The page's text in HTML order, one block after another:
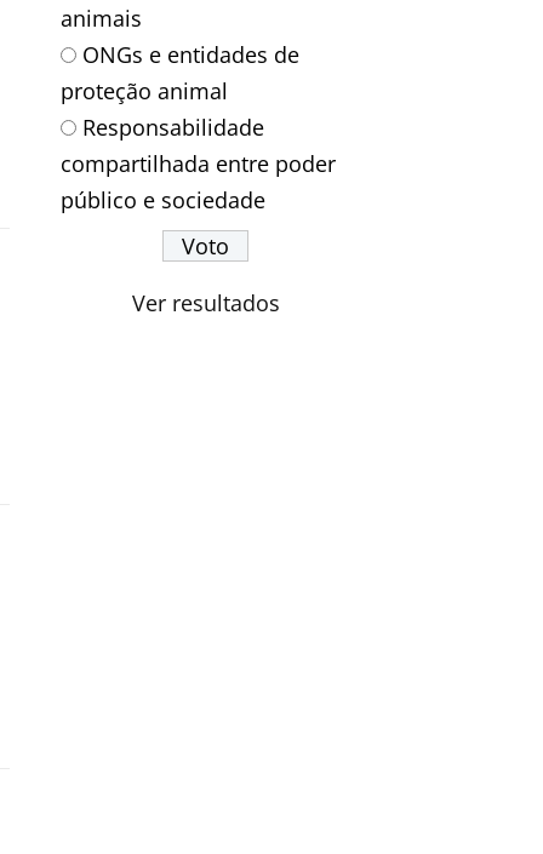
animais
ONGs e entidades de
proteção animal
Responsabilidade
compartilhada entre poder
público e sociedade
Ver resultados